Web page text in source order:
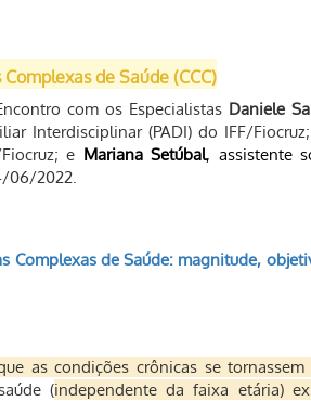
de Saúde (CCC)
com os Especialistas Daniele
Interdisciplinar (PADI) do IFF/
e Mariana Setúbal, assistente
06/2022.
Complexas de Saúde: magnitude,
as condições crônicas se tornassem
(independente da faixa etária)